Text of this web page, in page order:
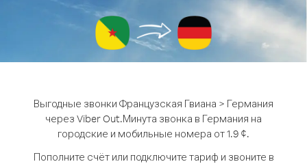
Выгодные звонки Французская Гвиана > Германия
через Viber Out.Минута звонка в Германия на
городские и мобильные номера от 1.9 ¢.
Пополните счёт или подключите тариф и звоните в